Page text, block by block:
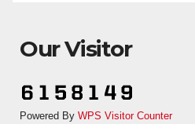
Our Visitor
Powered By WPS Visitor Counter